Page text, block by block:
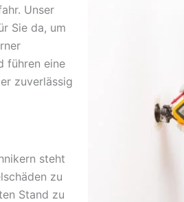
Unser
Sie da, um
führen eine
zuverlässig
steht
zu
Stand zu